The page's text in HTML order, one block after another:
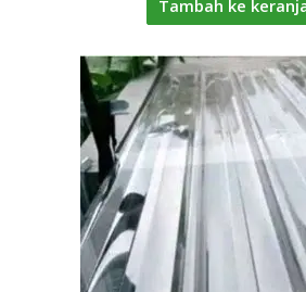
Tambah ke